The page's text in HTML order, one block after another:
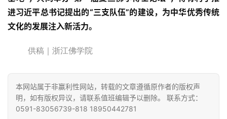
进习近平总书记提出的“三支队伍”的建设，为中华优秀传统
文化的发展注入新活力。
供稿｜浙江佛学院
本网站属于非赢利性网站，转载的文章遵循原作者的版权声
明，如有版权异议，请联系值班编辑予以删除。 联系方式：
0591-83056739-818 18950442781